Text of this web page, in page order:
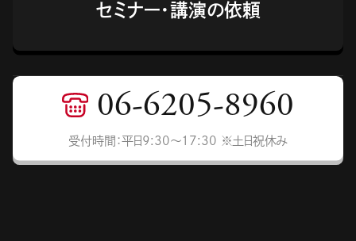
セミナー・講演の依頼
06-6205-8960
受付時間：平日9:30〜17:30 ※土日祝休み